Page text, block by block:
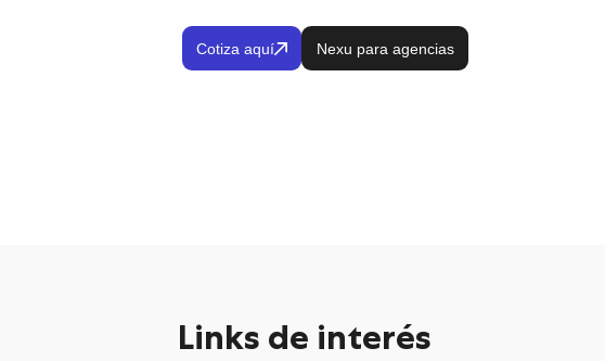
Cotiza aquí Nexu para agencias
Links de interés